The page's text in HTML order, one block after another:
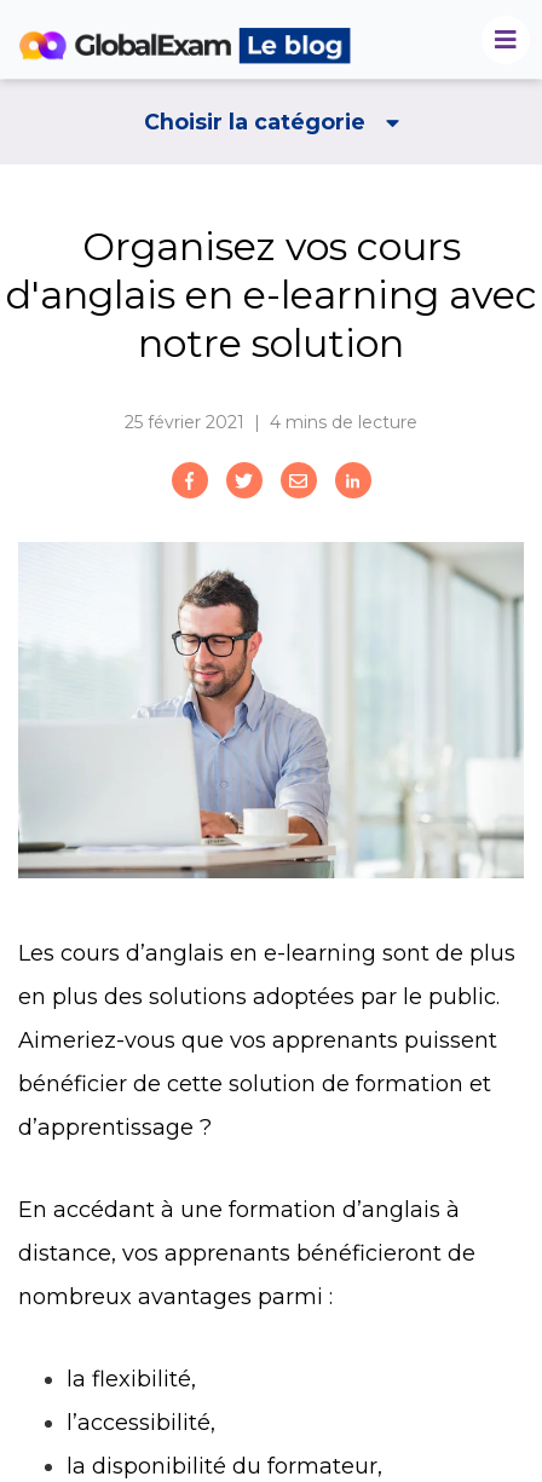
Choisir la catégorie
Organisez vos cours
d'anglais en e-learning avec
notre solution
25 février 2021 | 4 mins de lecture
Les cours d’anglais en e-learning sont de plus
en plus des solutions adoptées par le public.
Aimeriez-vous que vos apprenants puissent
bénéficier de cette solution de formation et
d’apprentissage ?
En accédant à une formation d’anglais à
distance, vos apprenants bénéficieront de
nombreux avantages parmi :
la flexibilité,
l’accessibilité,
la disponibilité du formateur,